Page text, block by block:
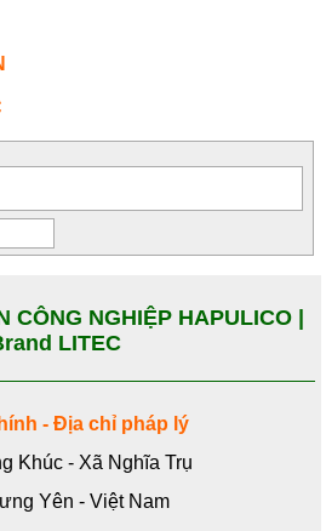
CÔNG NGHIỆP HAPULICO |
LITEC
- Địa chỉ pháp lý
Khúc - Xã Nghĩa Trụ
Yên - Việt Nam